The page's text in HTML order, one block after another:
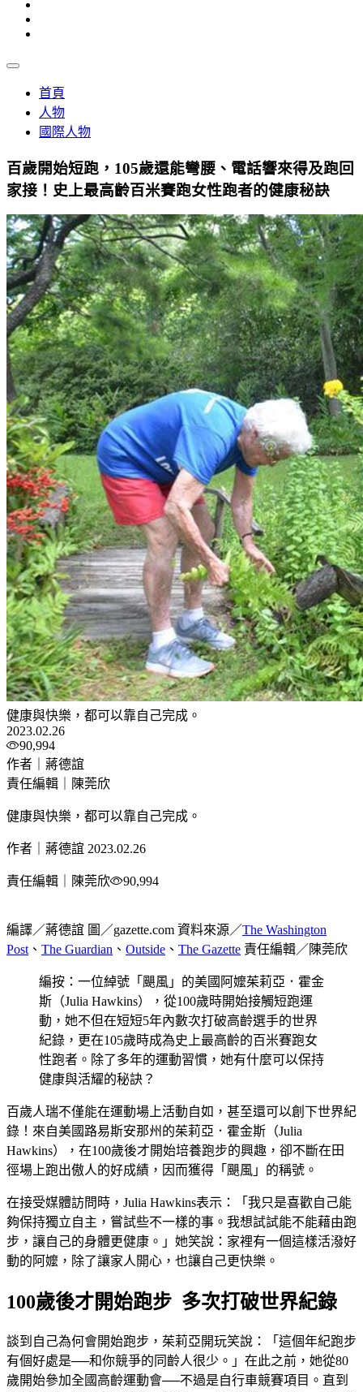
首頁
人物
國際人物
百歲開始短跑，105歲還能彎腰、電話響來得及跑回
家接！史上最高齡百米賽跑女性跑者的健康秘訣
健康與快樂，都可以靠自己完成。
2023.02.26
90,994
作者｜蔣德誼
責任編輯｜陳莞欣
健康與快樂，都可以靠自己完成。
作者｜蔣德誼 2023.02.26
責任編輯｜陳莞欣 90,994
編譯／蔣德誼 圖／gazette.com 資料來源／The Washington
Post、 The Guardian 、 Outside 、 The Gazette 責任編輯／陳莞欣
編按：一位綽號「颶風」的美國阿嬤茱莉亞．霍金
斯（Julia Hawkins），從100歲時開始接觸短跑運
動，她不但在短短5年內數次打破高齡選手的世界
紀錄，更在105歲時成為史上最高齡的百米賽跑女
性跑者。除了多年的運動習慣，她有什麼可以保持
健康與活耀的秘訣？
百歲人瑞不僅能在運動場上活動自如，甚至還可以創下世界紀
錄！來自美國路易斯安那州的茱莉亞．霍金斯（Julia
Hawkins），在100歲後才開始培養跑步的興趣，卻不斷在田
徑場上跑出傲人的好成績，因而獲得「颶風」的稱號。
在接受媒體訪問時，Julia Hawkins表示：「我只是喜歡自己能
夠保持獨立自主，嘗試些不一樣的事。我想試試能不能藉由跑
步，讓自己的身體更健康。」她笑說：家裡有一個這樣活潑好
動的阿嬤，除了讓家人開心，也讓自己更快樂。
100歲後才開始跑步 多次打破世界紀錄
談到自己為何會開始跑步，茱莉亞開玩笑說：「這個年紀跑步
有個好處是──和你競爭的同齡人很少。」在此之前，她從80
歲開始參加全國高齡運動會──不過是自行車競賽項目。直到